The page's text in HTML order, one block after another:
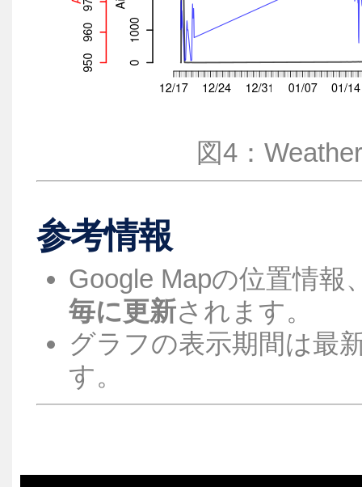
図4：Weather
参考情報
Google Mapの位置情
毎に更新されます。
グラフの表示期間は最
す。